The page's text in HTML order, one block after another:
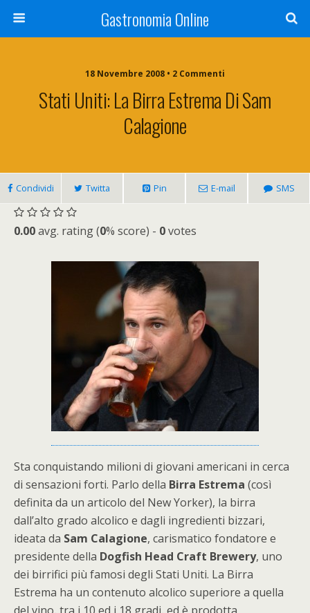
Gastronomia Online
18 Novembre 2008 • 2 Commenti
Stati Uniti: La Birra Estrema Di Sam
Calagione
Condividi Twitta Pin E-mail SMS
0.00avg. rating (0% score) - 0votes
Sta conquistando milioni di giovani americani in cerca
di sensazioni forti. Parlo della Birra Estrema (così
definita da un articolo del New Yorker), la birra
dall’alto grado alcolico e dagli ingredienti bizzari,
ideata da Sam Calagione, carismatico fondatore e
presidente della Dogfish Head Craft Brewery, uno
dei birrifici più famosi degli Stati Uniti. La Birra
Estrema ha un contenuto alcolico superiore a quella